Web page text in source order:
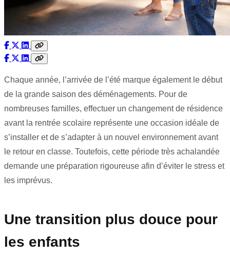
Chaque année, l’arrivée de l’été marque également le début
de la grande saison des déménagements. Pour de
nombreuses familles, effectuer un changement de résidence
avant la rentrée scolaire représente une occasion idéale de
s’installer et de s’adapter à un nouvel environnement avant
le retour en classe. Toutefois, cette période très achalandée
demande une préparation rigoureuse afin d’éviter le stress et
les imprévus.
Une transition plus douce pour
les enfants